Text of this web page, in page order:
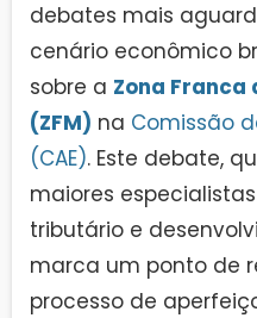
debates mais
cenário econômico
sobre a Zona Franca
(ZFM) na Comissão
(CAE). Este debate,
maiores
tributário e
marca um ponto de
processo de